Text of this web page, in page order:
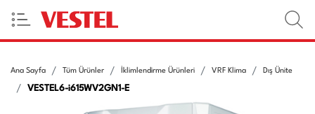
Ana Sayfa Tüm Ürünler İklimlendirme Ürünleri VRF Klima Dış Ünite
VESTEL6-i615WV2GN1-E